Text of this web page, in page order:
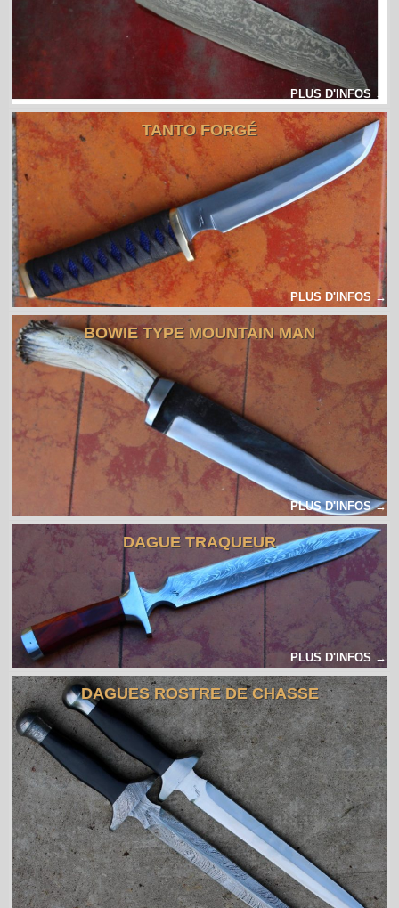
PLUS D'INFOS →
TANTO FORGÉ
PLUS D'INFOS →
BOWIE TYPE MOUNTAIN MAN
PLUS D'INFOS →
DAGUE TRAQUEUR
PLUS D'INFOS →
DAGUES ROSTRE DE CHASSE